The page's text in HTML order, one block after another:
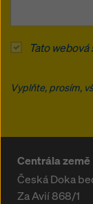
Tato
Vyplňte, prosím,
Centrála země
Česká Doka
Za Avií 868/1